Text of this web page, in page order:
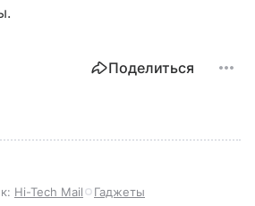
Поделиться
Hi-Tech Mail Гаджеты